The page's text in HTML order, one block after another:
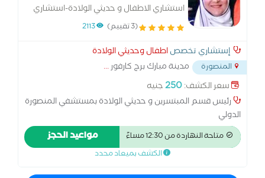
استشاري الاطفال و حديثي الولادة-استشاري
الرضاعة الطبيعية
(3 تقييم) 2113
إستشاري تخصصاطفال وحديثي الولادة
المنصورة مدينة مبارك برج كارفور...
سعر الكشف:250جنيه
رئيس قسم المبتسرين و حديثي الولادة بمستشفي المنصورة
الدولي
متاحة النهاردة من 12:30 مساءً مواعيد الحجز
الكشف بميعاد محدد